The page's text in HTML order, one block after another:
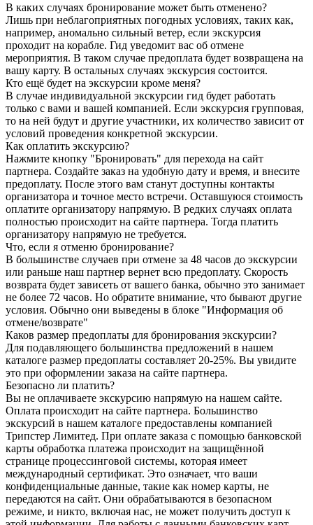
В каких случаях бронирование может быть отменено?
Лишь при неблагоприятных погодных условиях, таких как,
например, аномально сильный ветер, если экскурсия
проходит на корабле. Гид уведомит вас об отмене
мероприятия. В таком случае предоплата будет возвращена на
вашу карту. В остальных случаях экскурсия состоится.
Кто ещё будет на экскурсии кроме меня?
В случае индивидуальной экскурсии гид будет работать
только с вами и вашей компанией. Если экскурсия групповая,
то на ней будут и другие участники, их количество зависит от
условий проведения конкретной экскурсии.
Как оплатить экскурсию?
Нажмите кнопку "Бронировать" для перехода на сайт
партнера. Создайте заказ на удобную дату и время, и внесите
предоплату. После этого вам станут доступны контакты
организатора и точное место встречи. Оставшуюся стоимость
оплатите организатору напрямую. В редких случаях оплата
полностью происходит на сайте партнера. Тогда платить
организатору напрямую не требуется.
Что, если я отменю бронирование?
В большинстве случаев при отмене за 48 часов до экскурсии
или раньше наш партнер вернет всю предоплату. Скорость
возврата будет зависеть от вашего банка, обычно это занимает
не более 72 часов. Но обратите внимание, что бывают другие
условия. Обычно они выведены в блоке "Информация об
отмене/возврате"
Каков размер предоплаты для бронирования экскурсии?
Для подавляющего большинства предложений в нашем
каталоге размер предоплаты составляет 20-25%. Вы увидите
это при оформлении заказа на сайте партнера.
Безопасно ли платить?
Вы не оплачиваете экскурсию напрямую на нашем сайте.
Оплата происходит на сайте партнера. Большинство
экскурсий в нашем каталоге предоставлены компанией
Трипстер Лимитед. При оплате заказа с помощью банковской
карты обработка платежа происходит на защищённой
странице процессинговой системы, которая имеет
международный сертификат. Это означает, что ваши
конфиденциальные данные, такие как номер карты, не
передаются на сайт. Они обрабатываются в безопасном
режиме, и никто, включая нас, не может получить доступ к